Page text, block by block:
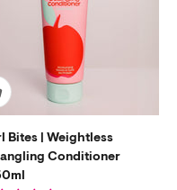
Bites | Weightless
Conditioner